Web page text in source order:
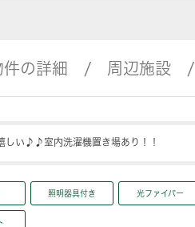
件の詳細 周辺施設
しい♪♪室内洗濯機置き場あり！！
照明器具付き 光ファイバー